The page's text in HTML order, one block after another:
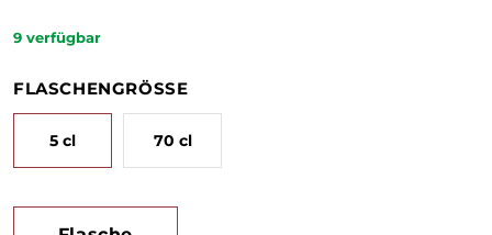
9 verfügbar
FLASCHENGRÖSSE
5 cl 70 cl